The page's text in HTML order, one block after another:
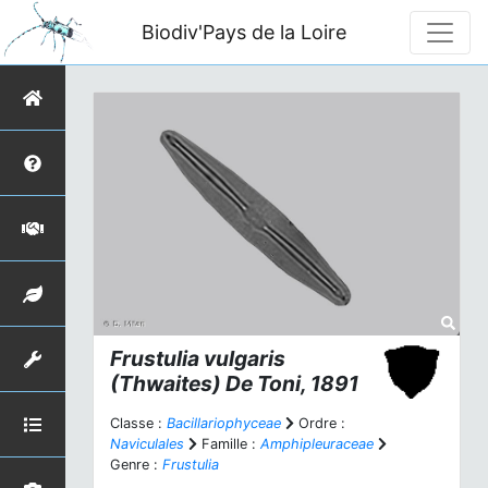
Biodiv'Pays de la Loire
Frustulia vulgaris
(Thwaites) De Toni, 1891
Classe : Bacillariophyceae
Ordre :
Naviculales
Famille : Amphipleuraceae
Genre : Frustulia